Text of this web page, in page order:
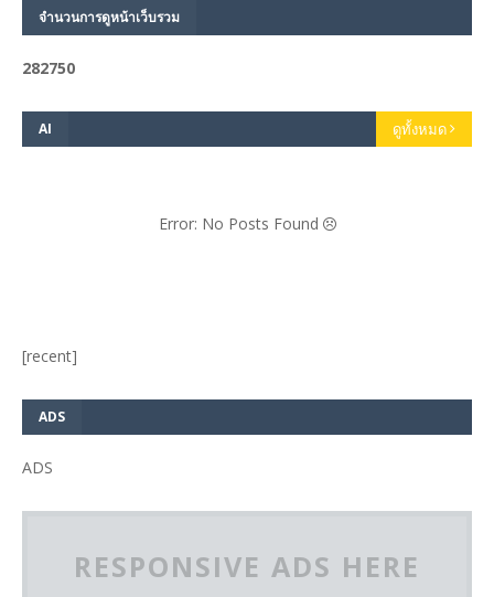
จำนวนการดูหน้าเว็บรวม
282750
AI ดูทั้งหมด
Error: No Posts Found
[recent]
ADS
ADS
RESPONSIVE ADS HERE